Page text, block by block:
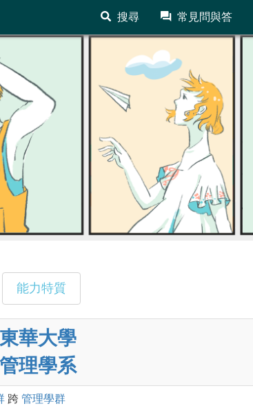
搜尋 常見問與答
能力特質
華大學
理學系
跨 管理學群